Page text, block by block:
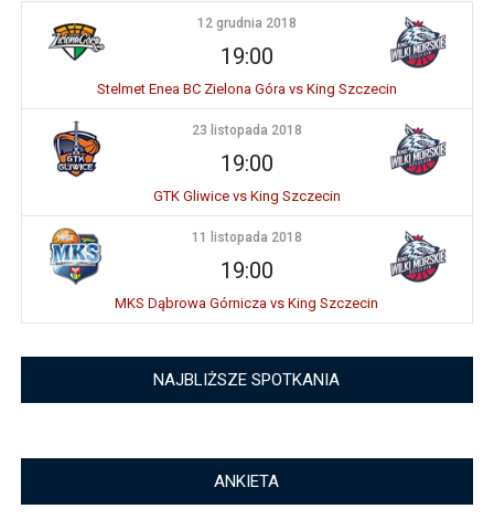
12 grudnia 2018
19:00
Stelmet Enea BC Zielona Góra vs King Szczecin
23 listopada 2018
19:00
GTK Gliwice vs King Szczecin
11 listopada 2018
19:00
MKS Dąbrowa Górnicza vs King Szczecin
NAJBLIŻSZE SPOTKANIA
ANKIETA